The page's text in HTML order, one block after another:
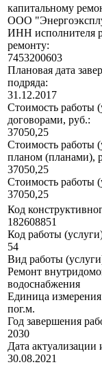
капитальному
ООО
ИНН исполнителя
ремонту:
7453200603
Плановая дата
подряда:
31.12.2017
Стоимость работы
договорами, руб.:
37050,25
Стоимость работы
планом (планами),
37050,25
Стоимость работы
37050,25
Код
182608851
Код работы
54
Вид работы
Ремонт
водоснабжения
Единица
пог.м.
Год завершения
2030
Дата актуализации
30.08.2021